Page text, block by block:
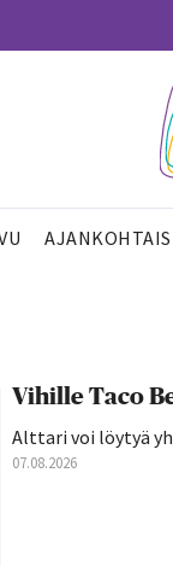
Vihille Taco
Alttari voi löytyä
07.08.2026